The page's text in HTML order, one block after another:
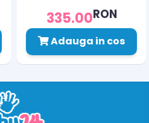
335.00RON
Adauga in cos